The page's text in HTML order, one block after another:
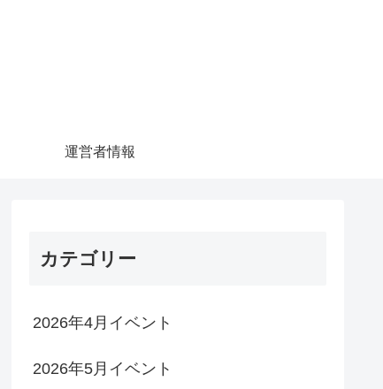
運営者情報
カテゴリー
2026年4月イベント
2026年5月イベント